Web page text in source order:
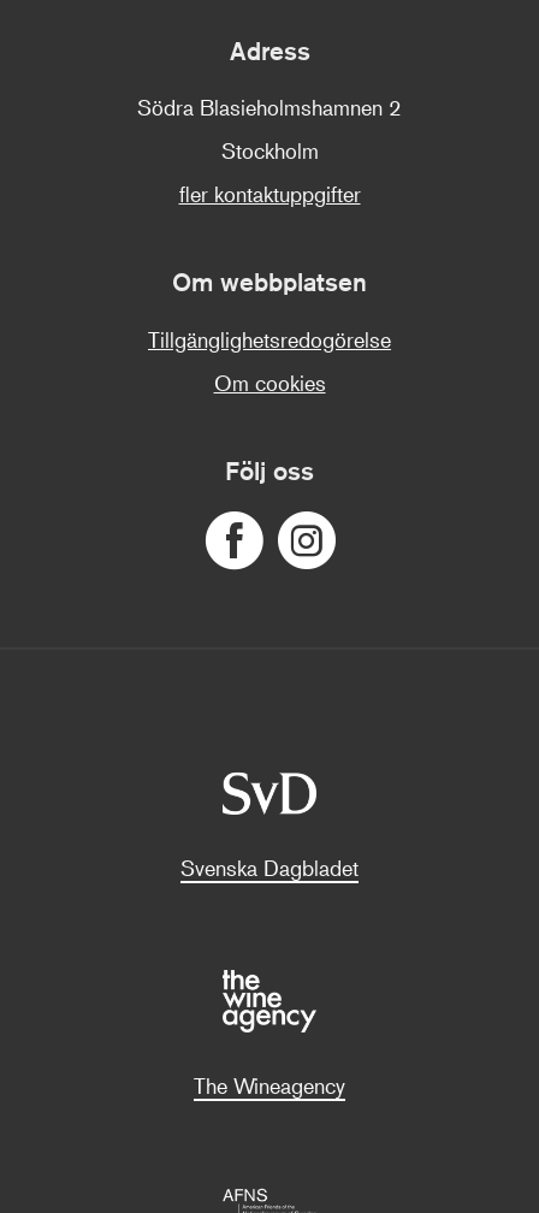
Adress
Södra Blasieholmshamnen 2
Stockholm
fler kontaktuppgifter
Om webbplatsen
Tillgänglighetsredogörelse
Om cookies
Följ oss
Svenska Dagbladet
The Wineagency